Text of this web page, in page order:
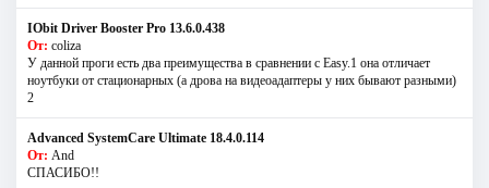
IObit Driver Booster Pro 13.6.0.438
От: coliza
У данной проги есть два преимущества в сравнении с Easy.1 она отличает
ноутбуки от стационарных (а дрова на видеоадаптеры у них бывают разными)
2
Advanced SystemCare Ultimate 18.4.0.114
От: And
СПАСИБО!!